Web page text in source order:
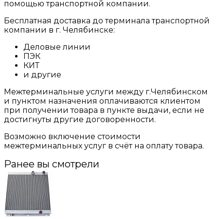
помощью транспортной компании.
Бесплатная доставка до терминала транспортной
компании в г. Челябинске:
Деловые линии
ПЭК
КИТ
и другие
Межтерминальные услуги между г.Челябинском
и пунктом назначения оплачиваются клиентом
при получении товара в пункте выдачи, если не
достигнуты другие договоренности.
Возможно включение стоимости
межтерминальных услуг в счёт на оплату товара.
Ранее вы смотрели